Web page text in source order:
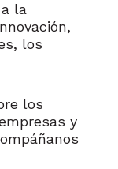
la
los
los
y